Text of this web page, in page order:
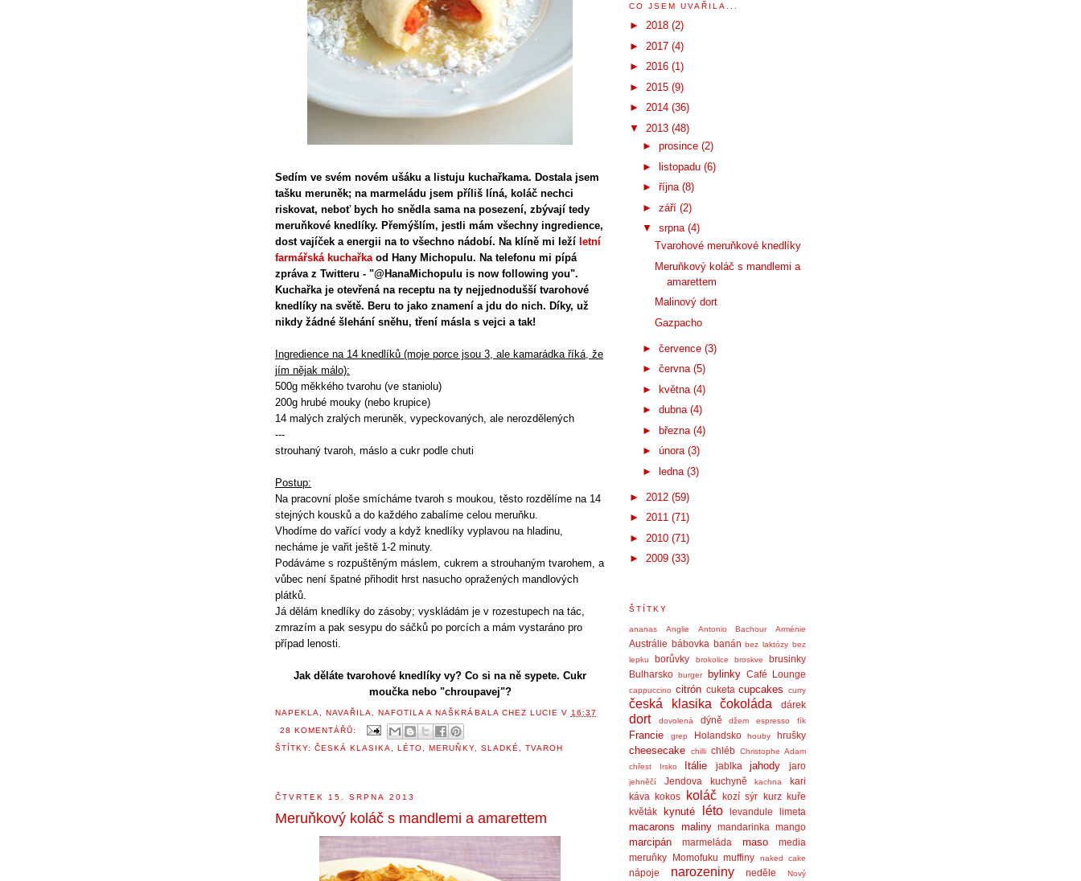
Sedím ve svém novém ušáku a listuju kuchařkama. Dostala jsem
tašku meruněk; na marmeládu jsem příliš líná, koláč nechci
riskovat, neboť bych ho snědla sama na posezení, zbývají tedy
meruňkové knedlíky. Přemýšlím, jestli mám všechny ingredience,
dost vajíček a energii na to všechno nádobí. Na klíně mi leží letní
farmářská kuchařka od Hany Michopulu. Na telefonu mi pípá
zpráva z Twitteru - "@HanaMichopulu is now following you".
Kuchařka je otevřená na receptu na ty nejjednodušší tvarohové
knedlíky na světě. Beru to jako znamení a jdu do nich. Díky, už
nikdy žádné šlehání sněhu, tření másla s vejci a tak!
Ingredience na 14 knedlíků (moje porce jsou 3, ale kamarádka říká, že
jím nějak málo):
500g měkkého tvarohu (ve staniolu)
200g hrubé mouky (nebo krupice)
14 malých zralých meruněk, vypeckovaných, ale nerozdělených
---
strouhaný tvaroh, máslo a cukr podle chuti
Postup:
Na pracovní ploše smícháme tvaroh s moukou, těsto rozdělíme na 14
stejných kousků a do každého zabalíme celou meruňku.
Vhodíme do vařící vody a když knedlíky vyplavou na hladinu,
necháme je vařit ještě 1-2 minuty.
Podáváme s rozpuštěným máslem, cukrem a strouhaným tvarohem, a
vůbec není špatné přihodit hrst nasucho opražených mandlových
plátků.
Já dělám knedlíky do zásoby; vyskládám je v rozestupech na tác,
zmrazím a pak sesypu do sáčků po porcích a mám vystaráno pro
případ lenosti.
Jak děláte tvarohové knedlíky vy? Co si na ně sypete. Cukr
moučka nebo "chroupavej"?
NAPEKLA, NAVAŘILA, NAFOTILA A NAŠKRÁBALA CHEZ LUCIE V 16:37
28 KOMENTÁŘŮ:
ŠTÍTKY:ČESKÁ KLASIKA ,LÉTO ,MERUŇKY, SLADKÉ TVAROH
ČTVRTEK 15. SRPNA 2013
Meruňkový koláč s mandlemi a amarettem
CO JSEM UVAŘILA...
► 2018 (2)
► 2017 (4)
► 2016 (1)
► 2015 (9)
► 2014 (36)
▼ 2013 (48)
► prosince (2)
► listopadu (6)
► října (8)
► září (2)
▼ srpna (4)
Tvarohové meruňkové knedlíky
Meruňkový koláč s mandlemi a
amarettem
Malinový dort
Gazpacho
► července (3)
► června (5)
►
května (4)
► dubna (4)
►
března (4)
► února (3)
►
ledna (3)
► 2012 (59)
► 2011 (71)
► 2010 (71)
► 2009 (33)
ŠTÍTKY
ananas Anglie Antonio Bachour Arménie
Austrálie bábovka banán bez laktózy bez
lepku
borůvky brokolice broskve
brusinky
Bulharsko
burger bylinky Café Lounge
cappuccino citrón cuketa cupcakes curry
česká klasika čokoláda dárek
dort dovolená dýně džem espresso fík
Francie grep Holandsko houby hrušky
cheesecake chilli chléb Christophe Adam
chřest
Irsko Itálie jablka jahody jaro
jehněčí Jendova kuchyně kachna
kari
káva
kokos koláč kozí sýr kurz
kuře
květák
kynuté léto levandule limeta
macarons maliny mandarinka mango
marcipán marmeláda maso
media
meruňky
Momofuku muffiny naked cake
nápoje narozeniny neděle
Nový